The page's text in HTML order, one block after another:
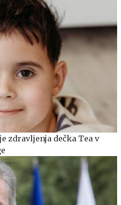
zdravljenja dečka Tea v